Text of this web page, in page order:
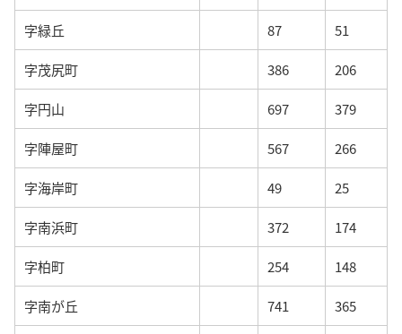
字緑丘 87 51
字茂尻町 386 206
字円山 697 379
字陣屋町 567 266
字海岸町 49 25
字南浜町 372 174
字柏町 254 148
字南が丘 741 365